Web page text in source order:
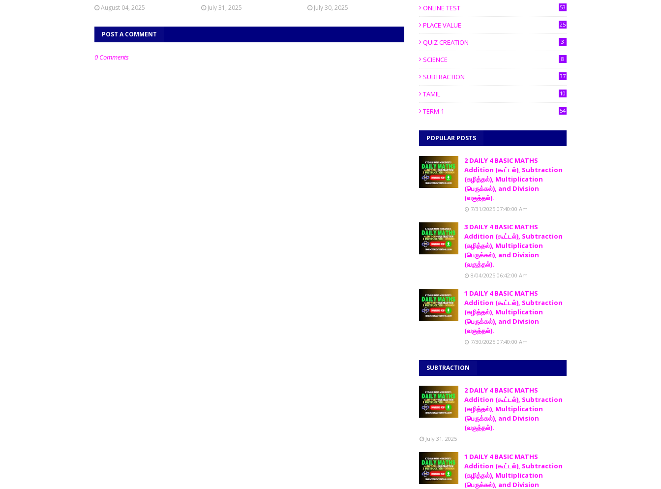
August 04, 2025 July 31, 2025 July 30, 2025
POST A COMMENT
0 Comments
ONLINE TEST 53
PLACE VALUE 25
QUIZ CREATION 3
SCIENCE 8
SUBTRACTION 37
TAMIL 10
TERM 1 54
POPULAR POSTS
2 DAILY 4 BASIC MATHS
Addition (கூட்டல்), Subtraction
(கழித்தல்), Multiplication
(பெருக்கல்), and Division
(வகுத்தல்).
7/31/2025 07:40:00 Am
3 DAILY 4 BASIC MATHS
Addition (கூட்டல்), Subtraction
(கழித்தல்), Multiplication
(பெருக்கல்), and Division
(வகுத்தல்).
8/04/2025 06:42:00 Am
1 DAILY 4 BASIC MATHS
Addition (கூட்டல்), Subtraction
(கழித்தல்), Multiplication
(பெருக்கல்), and Division
(வகுத்தல்).
7/30/2025 07:40:00 Am
SUBTRACTION
2 DAILY 4 BASIC MATHS
Addition (கூட்டல்), Subtraction
(கழித்தல்), Multiplication
(பெருக்கல்), and Division
(வகுத்தல்).
July 31, 2025
1 DAILY 4 BASIC MATHS
Addition (கூட்டல்), Subtraction
(கழித்தல்), Multiplication
(பெருக்கல்), and Division